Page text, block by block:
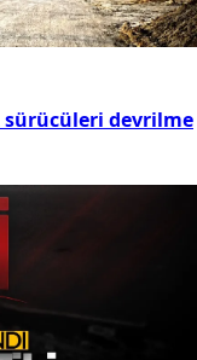
sürücüleri devrilme